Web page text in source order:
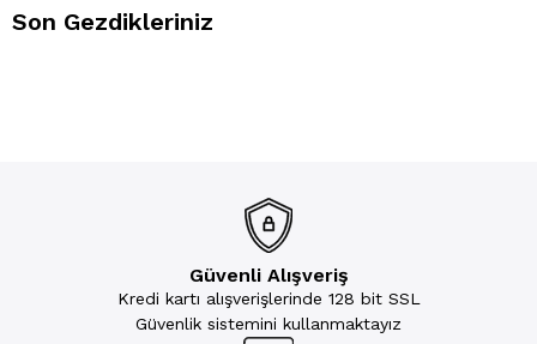
Son Gezdikleriniz
Güvenli Alışveriş
Kredi kartı alışverişlerinde 128 bit SSL
Güvenlik sistemini kullanmaktayız